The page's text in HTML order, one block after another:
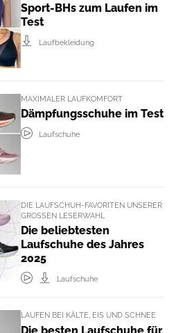
Sport-BHs zum Laufen im
Test
Laufbekleidung
MAXIMALER LAUFKOMFORT
Dämpfungsschuhe im Test
Laufschuhe
DIE LAUFSCHUH-FAVORITEN UNSERER
GROSSEN LESERWAHL
Die beliebtesten
Laufschuhe des Jahres
2025
Laufschuhe
LAUFEN BEI KÄLTE, EIS UND SCHNEE